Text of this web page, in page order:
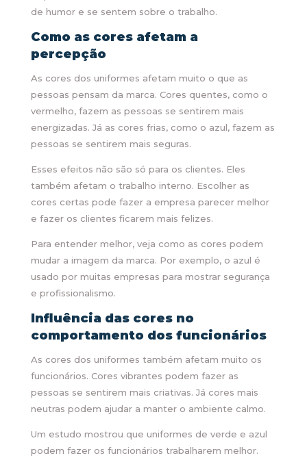
de humor e se sentem sobre o trabalho.
Como as cores afetam a
percepção
As cores dos uniformes afetam muito o que as
pessoas pensam da marca. Cores quentes, como o
vermelho, fazem as pessoas se sentirem mais
energizadas. Já as cores frias, como o azul, fazem as
pessoas se sentirem mais seguras.
Esses efeitos não são só para os clientes. Eles
também afetam o trabalho interno. Escolher as
cores certas pode fazer a empresa parecer melhor
e fazer os clientes ficarem mais felizes.
Para entender melhor, veja como as cores podem
mudar a imagem da marca. Por exemplo, o azul é
usado por muitas empresas para mostrar segurança
e profissionalismo.
Influência das cores no
comportamento dos funcionários
As cores dos uniformes também afetam muito os
funcionários. Cores vibrantes podem fazer as
pessoas se sentirem mais criativas. Já cores mais
neutras podem ajudar a manter o ambiente calmo.
Um estudo mostrou que uniformes de verde e azul
podem fazer os funcionários trabalharem melhor.